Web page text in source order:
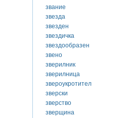
звание
звезда
звезден
звездичка
звездообразен
звено
зверилник
зверилница
звероукротител
зверски
зверство
зверщина